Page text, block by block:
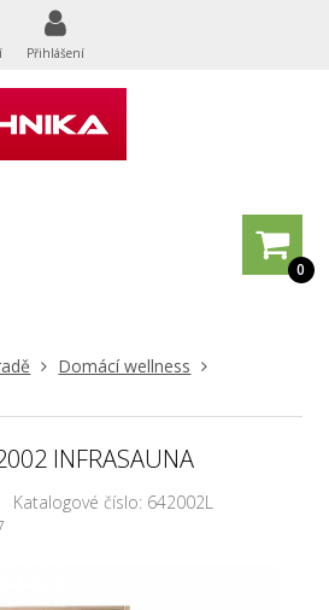
0
Domácí wellness
INFRASAUNA
Katalogové číslo: 642002L
Přihlášení